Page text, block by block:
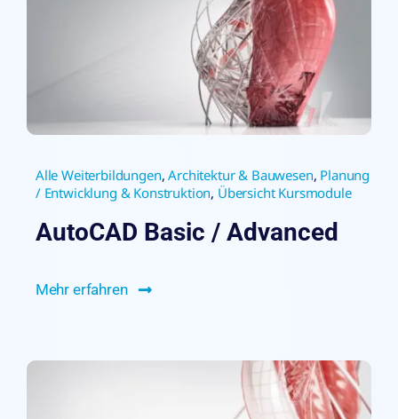
Alle Weiterbildungen,Architektur & Bauwesen, Planung
/ Entwicklung & Konstruktion, Übersicht Kursmodule
AutoCAD Basic / Advanced
Mehr erfahren